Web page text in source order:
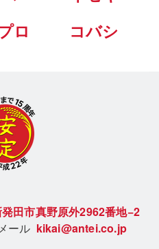
ロ コバシ
田市真野原外2962番地−2
ール kikai@antei.co.jp